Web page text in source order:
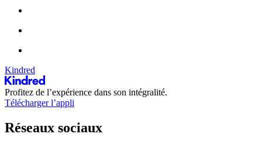
Kindred
Profitez de l’expérience dans son intégralité.
Télécharger l’appli
Réseaux sociaux